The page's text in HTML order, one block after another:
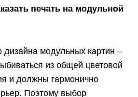
печать на модульной
дизайна модульных картин –
из общей цветовой
и должны гармонично
Поэтому выбор